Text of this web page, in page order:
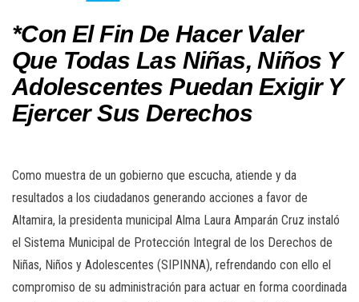
*Con El Fin De Hacer Valer
Que Todas Las Niñas, Niños Y
Adolescentes Puedan Exigir Y
Ejercer Sus Derechos
Como muestra de un gobierno que escucha, atiende y da
resultados a los ciudadanos generando acciones a favor de
Altamira, la presidenta municipal Alma Laura Amparán Cruz instaló
el Sistema Municipal de Protección Integral de los Derechos de
Niñas, Niños y Adolescentes (SIPINNA), refrendando con ello el
compromiso de su administración para actuar en forma coordinada